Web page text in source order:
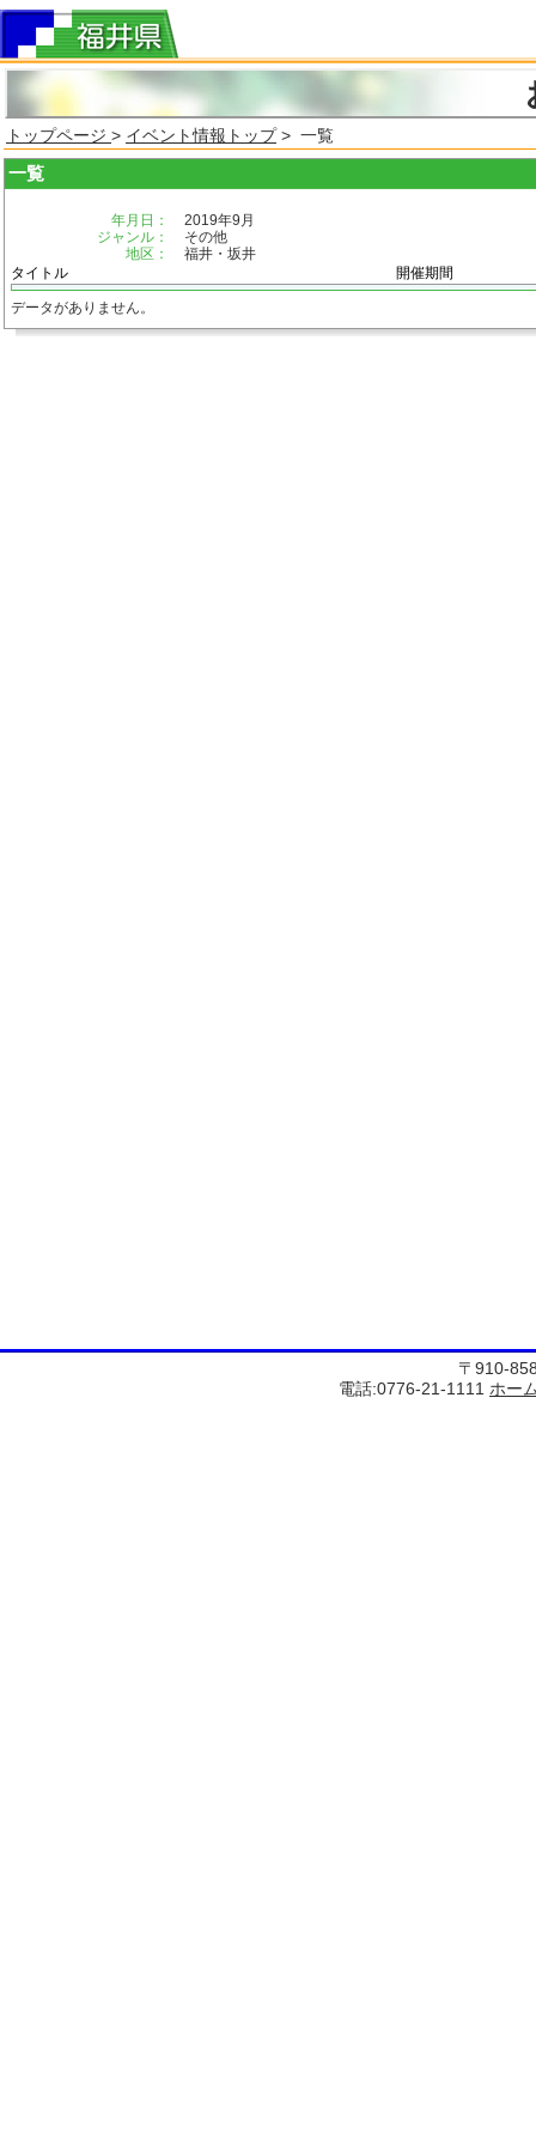
トップページ > イベント情報トップ> 一覧
一覧
年月日：
2019年9月
ジャンル：
その他
地区：
福井・坂井
タイトル
開催期間
データがありません。
〒910-
電話:0776-21-1111 ホー